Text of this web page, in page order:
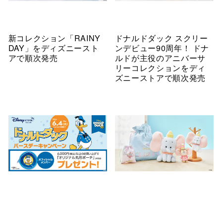
新コレクション「RAINY
DAY」をディズニースト
アで順次発売
ドナルドダック スクリー
ンデビュー90周年！ ドナ
ルドが主役のアニバーサ
リーコレクションをディ
ズニーストアで順次発売